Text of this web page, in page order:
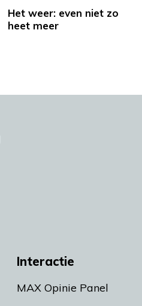
Het weer: even niet zo
heet meer
Interactie
MAX Opinie Panel